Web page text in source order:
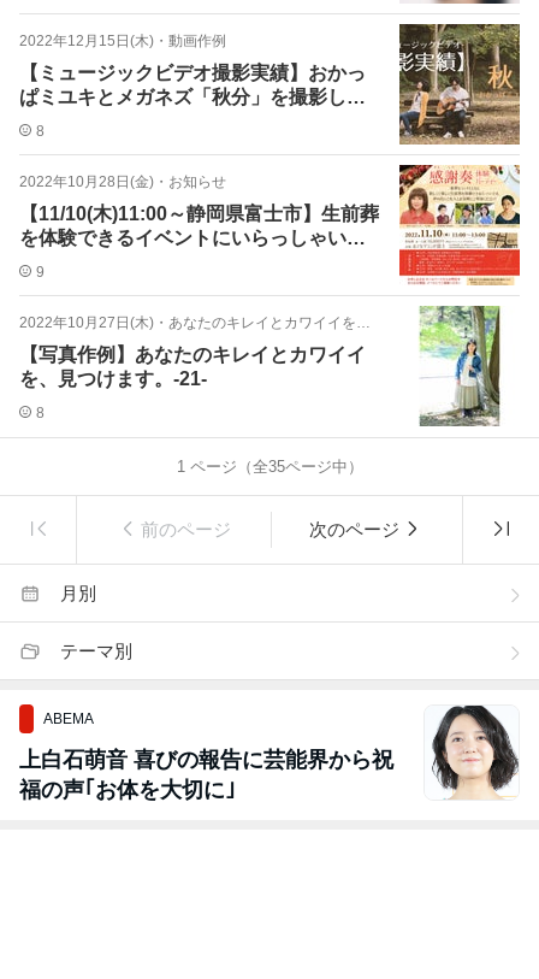
2022年12月15日(木) ・ 動画作例
【ミュージックビデオ撮影実績】おかっ
ぱミユキとメガネズ「秋分」を撮影しま
した！
8
2022年10月28日(金) ・ お知らせ
【11/10(木)11:00～静岡県富士市】生前葬
を体験できるイベントにいらっしゃいま
せんか？
9
2022年10月27日(木) ・ あなたのキレイとカワイイを、見つけます
【写真作例】あなたのキレイとカワイイ
を、見つけます。-21-
8
1ページ（全35ページ中）
前のページ 次のページ
月別
テーマ別
ABEMA
上白石萌音 喜びの報告に芸能界から祝
福の声｢お体を大切に｣